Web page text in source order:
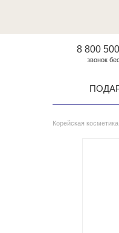
8 800
звонок
Корейская косметика